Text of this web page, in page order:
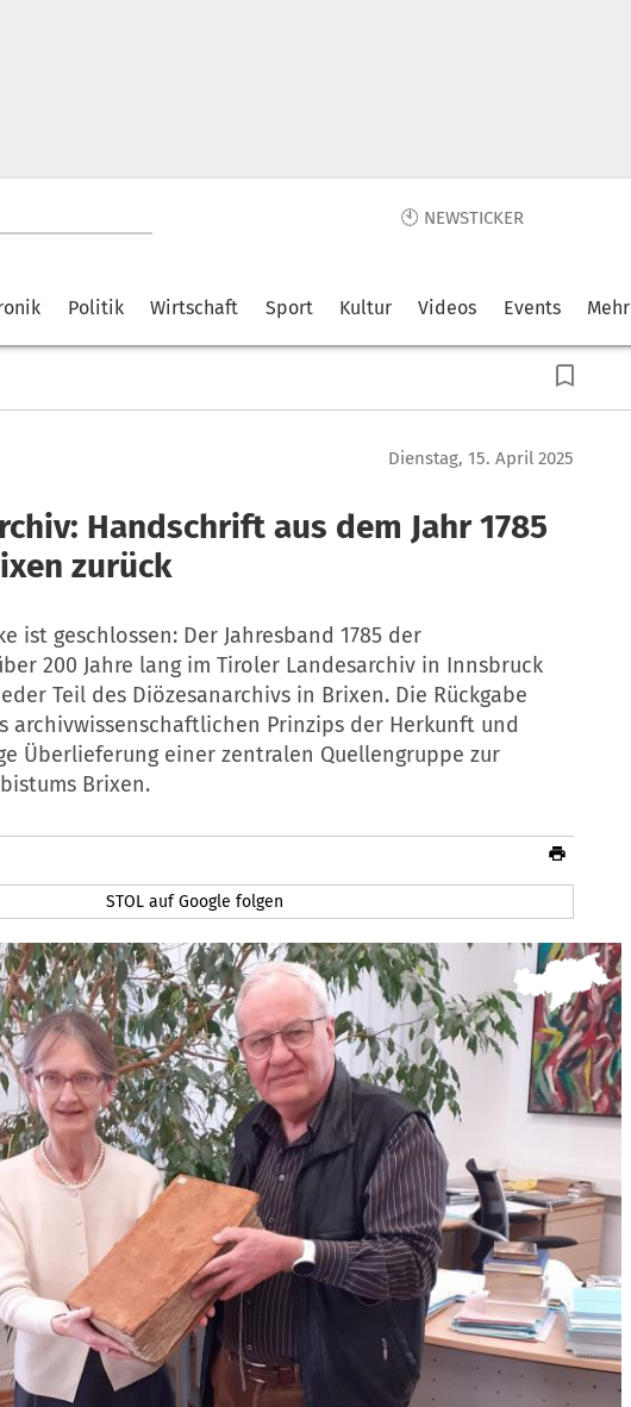
🕙 NEWSTICKER
Politik Wirtschaft Sport Kultur Videos Events Mehr
Dienstag, 15. April 2025
Handschrift aus dem Jahr 1785
zurück
ist geschlossen: Der Jahresband 1785 der
200 Jahre lang im Tiroler Landesarchiv in Innsbruck
Teil des Diözesanarchivs in Brixen. Die Rückgabe
archivwissenschaftlichen Prinzips der Herkunft und
Überlieferung einer zentralen Quellengruppe zur
Brixen.
STOL auf Google folgen